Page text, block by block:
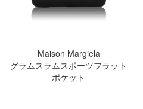
Maison Margiela
グラムスラムスポーツフラット
ポケット